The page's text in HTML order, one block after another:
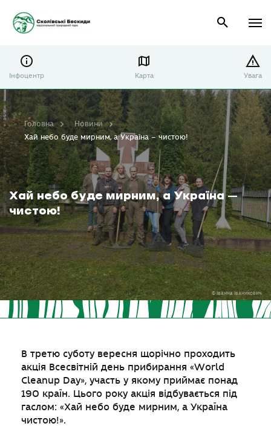
Інфоцентр Карта Увага
Хай небо буде мирним, а Україна –
чистою!
Головна
Новини
Хай небо буде мирним, а Україна – чистою!
© Іванна Іваникович
В третю суботу вересня щорічно проходить
акція Всесвітній день прибирання «World
Cleanup Day», участь у якому приймає понад
190 країн. Цього року акція відбувається під
гаслом: «Хай небо буде мирним, а Україна
чистою!».